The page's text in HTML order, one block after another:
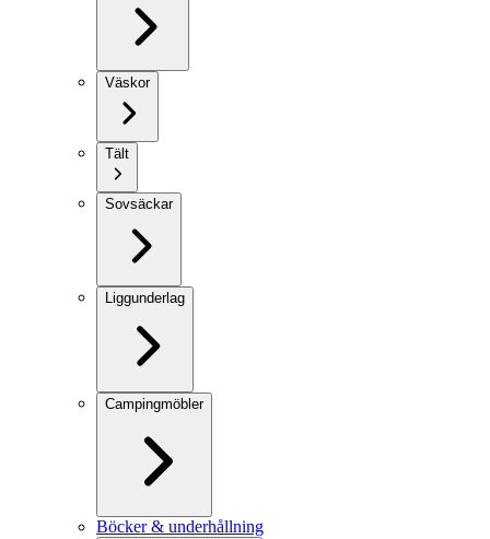
Väskor
Tält
Sovsäckar
Liggunderlag
Campingmöbler
Böcker & underhållning